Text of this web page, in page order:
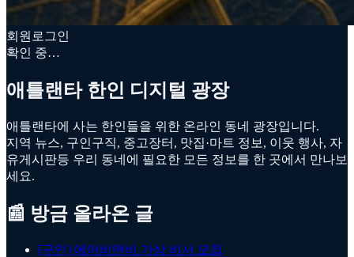
회원로그인
확인 중…
애틀랜타 한인 디지털 광장
애틀랜타에 사는 한인들을 위한 온라인 동네 광장입니다.
지역 뉴스, 구인구직, 중고장터, 맛집·마트 정보, 이웃 행사, 자
유게시판등 우리 동네에 필요한 모든 정보를 한 곳에서 만나보
세요.
📰 방금 올라온 글
[구인] 에어비앤비 가상 비서 모집